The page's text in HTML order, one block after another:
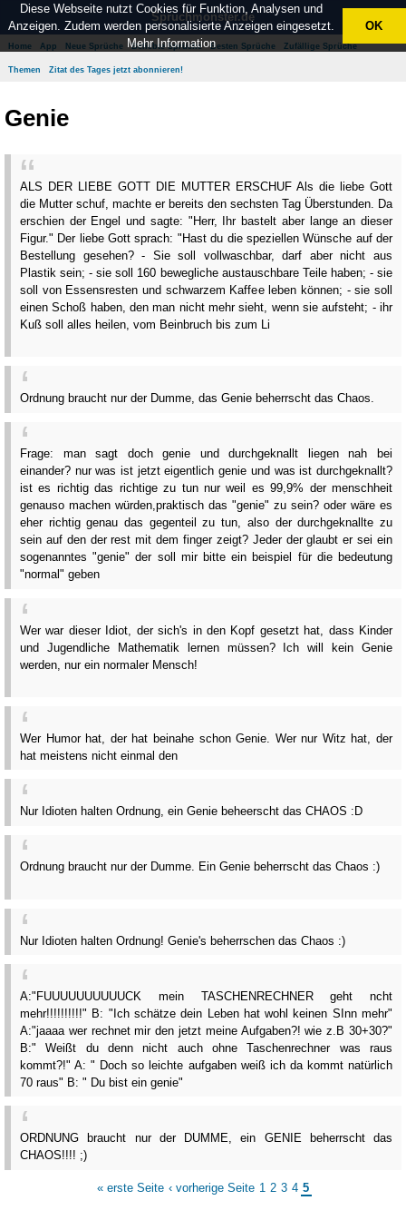
Spruchmonster.de
Home App Neue Sprüche Beliebte Sprüche Besten Sprüche Zufällige Sprüche
Themen Zitat des Tages jetzt abonnieren!
Genie
ALS DER LIEBE GOTT DIE MUTTER ERSCHUF Als die liebe Gott
die Mutter schuf, machte er bereits den sechsten Tag Überstunden. Da
erschien der Engel und sagte: "Herr, Ihr bastelt aber lange an dieser
Figur." Der liebe Gott sprach: "Hast du die speziellen Wünsche auf der
Bestellung gesehen? - Sie soll vollwaschbar, darf aber nicht aus
Plastik sein; - sie soll 160 bewegliche austauschbare Teile haben; - sie
soll von Essensresten und schwarzem Kaffee leben können; - sie soll
einen Schoß haben, den man nicht mehr sieht, wenn sie aufsteht; - ihr
Kuß soll alles heilen, vom Beinbruch bis zum Li
Ordnung braucht nur der Dumme, das Genie beherrscht das Chaos.
Frage: man sagt doch genie und durchgeknallt liegen nah bei
einander? nur was ist jetzt eigentlich genie und was ist durchgeknallt?
ist es richtig das richtige zu tun nur weil es 99,9% der menschheit
genauso machen würden,praktisch das "genie" zu sein? oder wäre es
eher richtig genau das gegenteil zu tun, also der durchgeknallte zu
sein auf den der rest mit dem finger zeigt? Jeder der glaubt er sei ein
sogenanntes "genie" der soll mir bitte ein beispiel für die bedeutung
"normal" geben
Wer war dieser Idiot, der sich's in den Kopf gesetzt hat, dass Kinder
und Jugendliche Mathematik lernen müssen? Ich will kein Genie
werden, nur ein normaler Mensch!
Wer Humor hat, der hat beinahe schon Genie. Wer nur Witz hat, der
hat meistens nicht einmal den
Nur Idioten halten Ordnung, ein Genie beheerscht das CHAOS :D
Ordnung braucht nur der Dumme. Ein Genie beherrscht das Chaos :)
Nur Idioten halten Ordnung! Genie's beherrschen das Chaos :)
A:"FUUUUUUUUUUCK mein TASCHENRECHNER geht ncht
mehr!!!!!!!!!!" B: "Ich schätze dein Leben hat wohl keinen SInn mehr"
A:"jaaaa wer rechnet mir den jetzt meine Aufgaben?! wie z.B 30+30?"
B:" Weißt du denn nicht auch ohne Taschenrechner was raus
kommt?!" A: " Doch so leichte aufgaben weiß ich da kommt natürlich
70 raus" B: " Du bist ein genie"
ORDNUNG braucht nur der DUMME, ein GENIE beherrscht das
CHAOS!!!! ;)
« erste Seite ‹ vorherige Seite 1 2 3 4 5
Diese Webseite nutzt Cookies für Funktion, Analysen und
Anzeigen. Zudem werden personalisierte Anzeigen eingesetzt.
Mehr Information
OK